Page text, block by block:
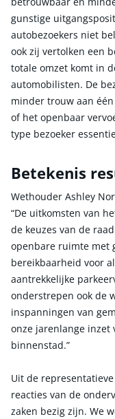
gunstige
autobezoekers niet
ook zij vertolken een
totale omzet komt in
automobilisten. De
minder trouw aan
of het openbaar
type bezoeker
Betekenis
Wethouder Ashley
“De uitkomsten van
de keuzes van de
openbare ruimte met
bereikbaarheid voor
aantrekkelijke
onderstrepen ook de
inspanningen van
onze jarenlange inzet
binnenstad.”
Uit de
reacties van de
zaken bezig zijn. We